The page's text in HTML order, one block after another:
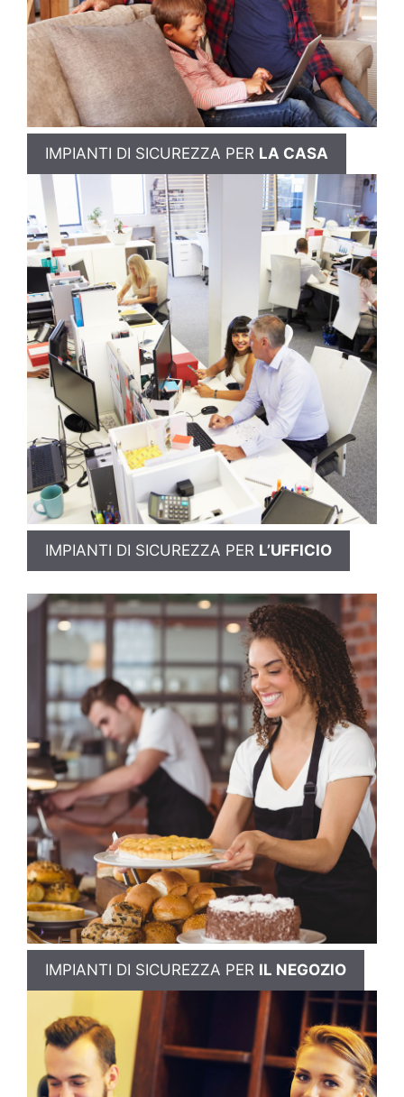
IMPIANTI DI SICUREZZA PER LA CASA
IMPIANTI DI SICUREZZA PER L’UFFICIO
IMPIANTI DI SICUREZZA PER IL NEGOZIO